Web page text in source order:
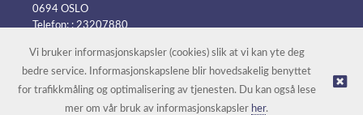
0694 OSLO
Telefon: :23207880
© Batteripower |Nettbutikk levert av Kréatif
Vi bruker informasjonskapsler (cookies) slik at vi kan yte deg
bedre service. Informasjonskapslene blir hovedsakelig benyttet
for trafikkmåling og optimalisering av tjenesten. Du kan også lese
mer om vår bruk av informasjonskapsler her.